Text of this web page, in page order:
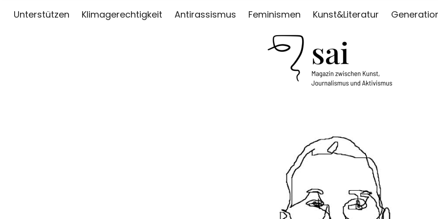
Unterstützen Klimagerechtigkeit Antirassismus Feminismen Kunst&Literatur